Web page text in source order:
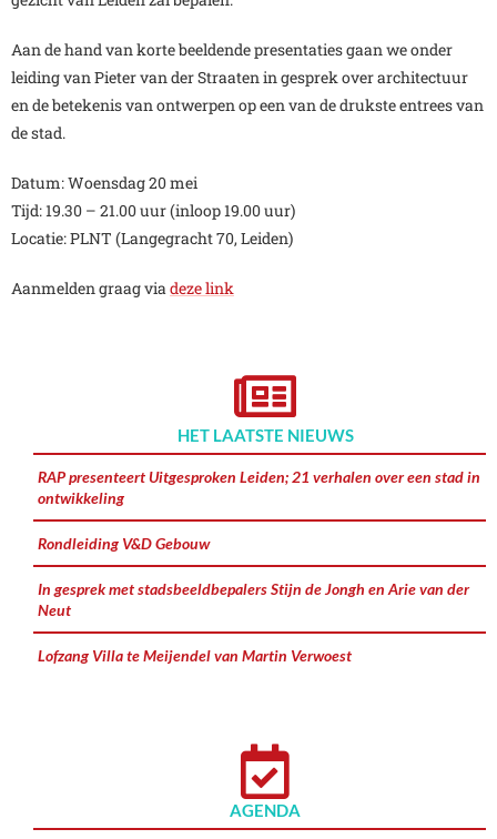
Aan de hand van korte beeldende presentaties gaan we onder
leiding van Pieter van der Straaten in gesprek over architectuur
en de betekenis van ontwerpen op een van de drukste entrees van
de stad.
Datum: Woensdag 20 mei
Tijd: 19.30 – 21.00 uur (inloop 19.00 uur)
Locatie: PLNT (Langegracht 70, Leiden)
Aanmelden graag via deze link
HET LAATSTE NIEUWS
RAP presenteert Uitgesproken Leiden; 21 verhalen over een stad in
ontwikkeling
Rondleiding V&D Gebouw
In gesprek met stadsbeeldbepalers Stijn de Jongh en Arie van der
Neut
Lofzang Villa te Meijendel van Martin Verwoest
AGENDA